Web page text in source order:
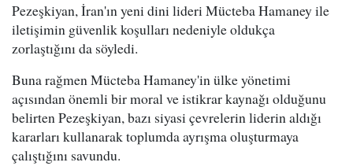
Pezeşkiyan, İran'ın yeni dini lideri Mücteba Hamaney ile
iletişimin güvenlik koşulları nedeniyle oldukça
zorlaştığını da söyledi.
Buna rağmen Mücteba Hamaney'in ülke yönetimi
açısından önemli bir moral ve istikrar kaynağı olduğunu
belirten Pezeşkiyan, bazı siyasi çevrelerin liderin aldığı
kararları kullanarak toplumda ayrışma oluşturmaya
çalıştığını savundu.